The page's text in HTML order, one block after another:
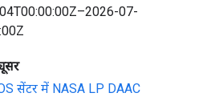
07-
सेंटर में NASA LP DAAC